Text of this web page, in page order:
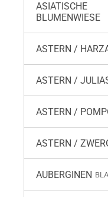
ASIATISCHE
BLUMENWIESE
ASTERN /
ASTERN /
ASTERN /
ASTERN /
AUBERGINEN